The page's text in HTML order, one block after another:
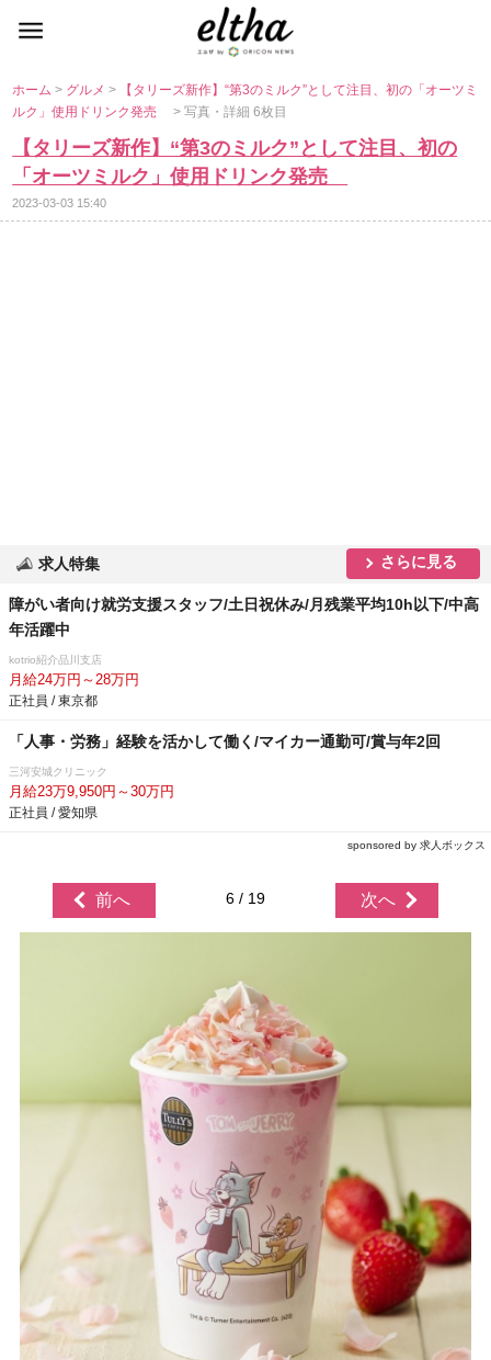
ホーム> グルメ>
【タリーズ新作】“第3のミルク”として注目、初の「オーツミ
ルク」使用ドリンク発売> 写真・詳細 6枚目
【タリーズ新作】“第3のミルク”として注目、初の
「オーツミルク」使用ドリンク発売
2023-03-03 15:40
求人特集 さらに見る
障がい者向け就労支援スタッフ/土日祝休み/月残業平均10h以下/中高
年活躍中
kotrio紹介品川支店
月給24万円～28万円
正社員 / 東京都
「人事・労務」経験を活かして働く/マイカー通勤可/賞与年2回
三河安城クリニック
月給23万9,950円～30万円
正社員 / 愛知県
sponsored by 求人ボックス
前へ 6 / 19 次へ